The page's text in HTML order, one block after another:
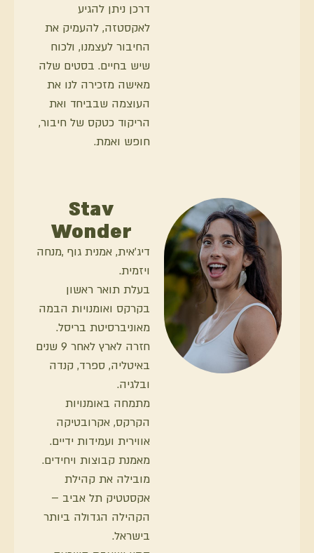
דרכן ניתן להגיע
לאקסטזה, להעמיק את
החיבור לעצמנו, ולכוח
שיש בחיים. בסטים שלה
מאישה מזכירה לנו את
העוצמה שבביחד ואת
הריקוד כטקס של חיבור,
חופש ואמת.
Stav
Wonder
דיג׳אית, אמנית גוף ,מנחה
ויזמית.
בעלת תואר ראשון
בקרקס ואומנויות הבמה
מאוניברסיטת בריסל.
חזרה לארץ לאחר 9 שנים
באיטליה, ספרד, קנדה
ובלגיה.
מתמחה באומנויות
הקרקס, אקרובטיקה
אווירית ועמידות ידיים.
מאמנת קבוצות ויחידים.
מובילה את קהילת
אקסטטיק תל אביב –
הקהילה הגדולה ביותר
בישראל.